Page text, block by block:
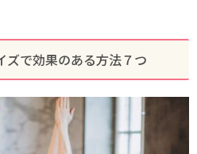
ズで効果のある方法７つ